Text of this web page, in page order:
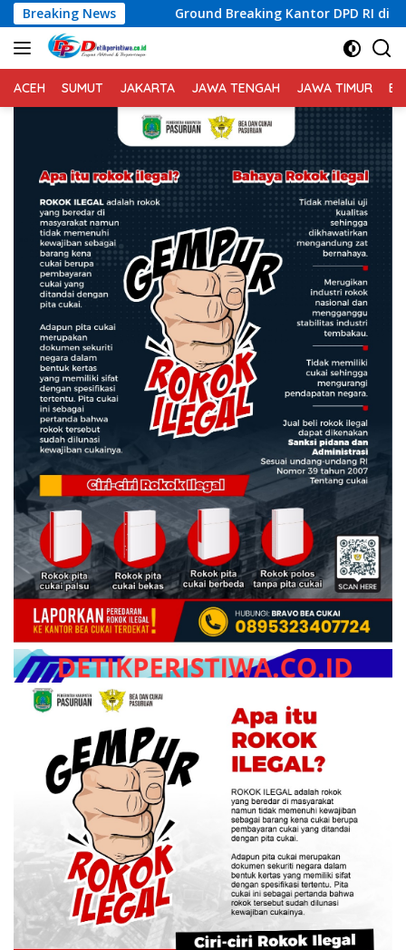
Langsung
ke
konten
Breaking News
Ground Breaking Kantor DPD RI di Banten Digelar,
ACEH SUMUT JAKARTA JAWA TENGAH JAWA TIMUR